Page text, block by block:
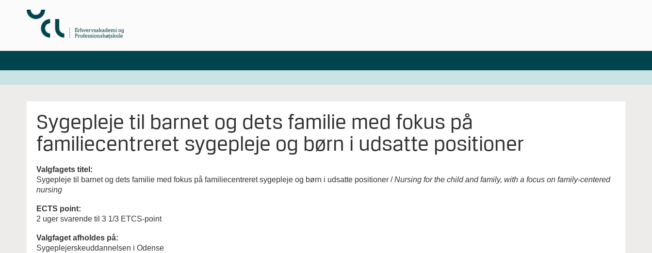
Sygepleje til barnet og dets familie med fokus på
familiecentreret sygepleje og børn i udsatte positioner
Valgfagets titel:
Sygepleje til barnet og dets familie med fokus på familiecentreret sygepleje og børn i udsatte positioner /Nursing for the child and family, with a focus on family-centered
nursing
ECTS point:
2 uger svarende til 3 1/3 ETCS-point
Valgfaget afholdes på:
Sygeplejerskeuddannelsen i Odense